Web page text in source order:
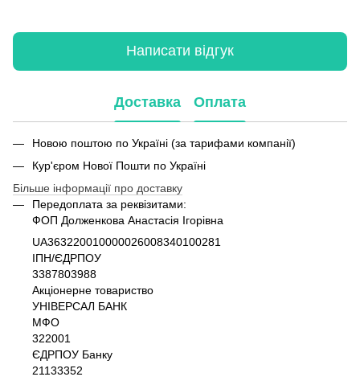
Написати відгук
Доставка Оплата
Новою поштою по Україні (за тарифами компанії)
Кур'єром Нової Пошти по Україні
Більше інформації про доставку
Передоплата за реквізитами:
ФОП Долженкова Анастасія Ігорівна
UA363220010000026008340100281
ІПН/ЄДРПОУ
3387803988
Акціонерне товариство
УНІВЕРСАЛ БАНК
МФО
322001
ЄДРПОУ Банку
21133352